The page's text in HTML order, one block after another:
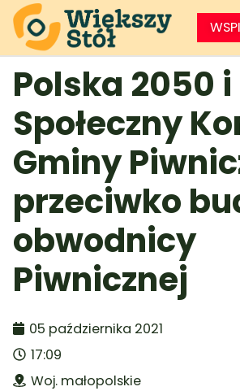
Polska 2050 i
Społeczny
Gminy
przeciwko
obwodnicy
Piwnicznej
05 października 2021
17:09
Woj. małopolskie